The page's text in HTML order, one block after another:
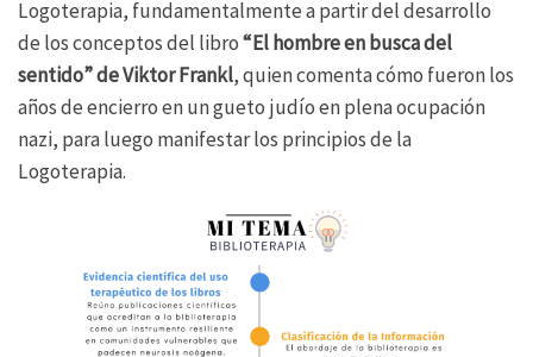
Logoterapia, fundamentalmente a partir del desarrollo
de los conceptos del libro“El hombre en busca del
sentido” de Viktor Frankl, quien comenta cómo fueron los
años de encierro en un gueto judío en plena ocupación
nazi, para luego manifestar los principios de la
Logoterapia.